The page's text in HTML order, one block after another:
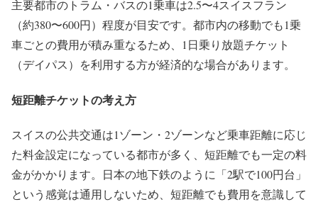
主要都市のトラム・バスの1乗車は2.5〜4スイスフラン
（約380〜600円）程度が目安です。都市内の移動でも1乗
車ごとの費用が積み重なるため、1日乗り放題チケット
（デイパス）を利用する方が経済的な場合があります。
短距離チケットの考え方
スイスの公共交通は1ゾーン・2ゾーンなど乗車距離に応じ
た料金設定になっている都市が多く、短距離でも一定の料
金がかかります。日本の地下鉄のように「2駅で100円台」
という感覚は通用しないため、短距離でも費用を意識して